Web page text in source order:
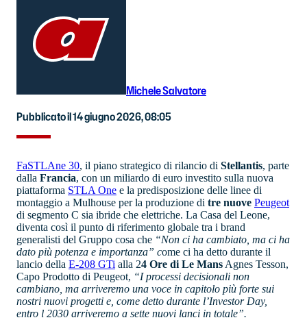
Michele Salvatore
Pubblicato il 14 giugno 2026, 08:05
FaSTLAne 30, il piano strategico di rilancio di Stellantis, parte
dalla Francia, con un miliardo di euro investito sulla nuova
piattaforma STLA One e la predisposizione delle linee di
montaggio a Mulhouse per la produzione di tre nuove Peugeot
di segmento C sia ibride che elettriche. La Casa del Leone,
diventa così il punto di riferimento globale tra i brand
generalisti del Gruppo cosa che “Non ci ha cambiato, ma ci ha
dato più potenza e importanza” come ci ha detto durante il
lancio della E-208 GTi alla 24 Ore di Le Mans Agnes Tesson,
Capo Prodotto di Peugeot, “I processi decisionali non
cambiano, ma arriveremo una voce in capitolo più forte sui
nostri nuovi progetti e, come detto durante l’Investor Day,
entro l 2030 arriveremo a sette nuovi lanci in totale”.